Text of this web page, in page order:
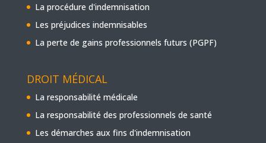
La procédure d'indemnisation
Les préjudices indemnisables
La perte de gains professionnels futurs (PGPF)
DROIT MÉDICAL
La responsabilité médicale
La responsabilité des professionnels de santé
Les démarches aux fins d'indemnisation